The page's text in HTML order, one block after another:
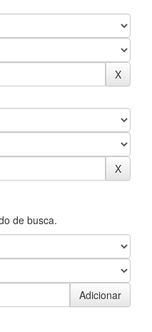
de busca.